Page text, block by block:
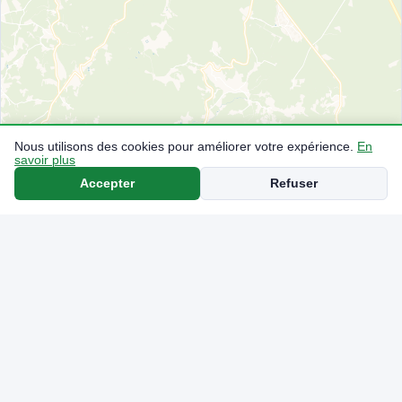
Nous utilisons des cookies pour améliorer votre expérience.
En
savoir plus
Accepter Refuser